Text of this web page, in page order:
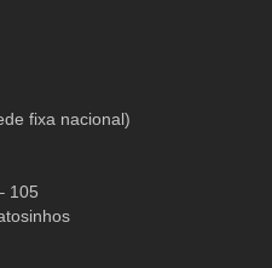
fixa nacional)
105